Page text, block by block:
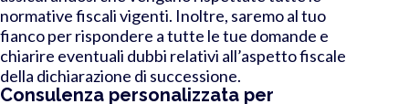
normative fiscali vigenti. Inoltre, saremo al tuo
fianco per rispondere a tutte le tue domande e
chiarire eventuali dubbi relativi all’aspetto fiscale
della dichiarazione di successione.
Consulenza personalizzata per